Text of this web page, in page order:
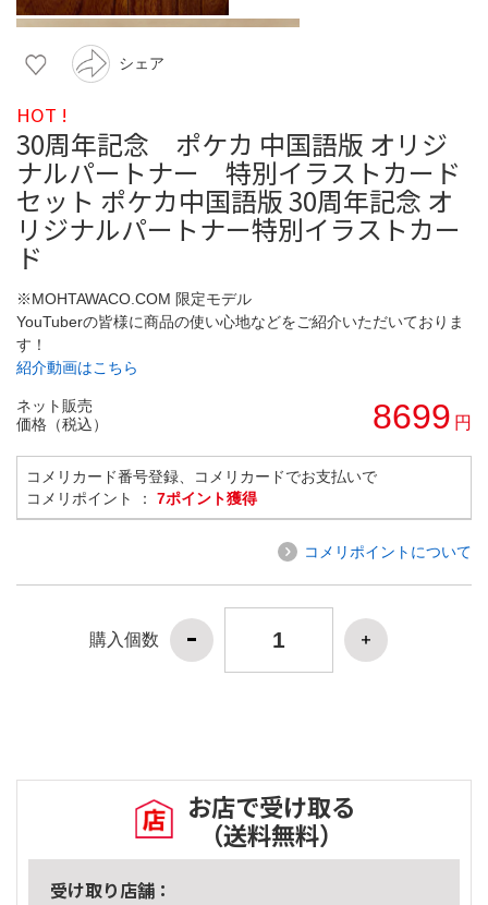
シェア
HOT !
30周年記念 ポケカ 中国語版 オリジ
ナルパートナー 特別イラストカード
セット ポケカ中国語版 30周年記念 オ
リジナルパートナー特別イラストカー
ド
※MOHTAWACO.COM 限定モデル
YouTuberの皆様に商品の使い心地などをご紹介いただいておりま
す！
紹介動画はこちら
ネット販売
価格（税込）
8699 円
コメリカード番号登録、コメリカードでお支払いで
コメリポイント ： 7ポイント獲得
コメリポイントについて
購入個数
お店で受け取る
（送料無料）
受け取り店舗：